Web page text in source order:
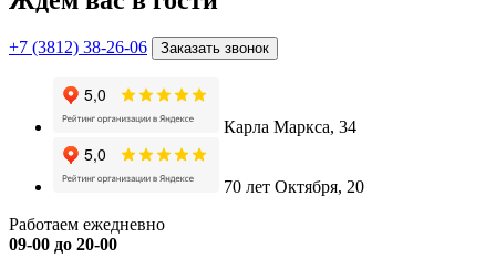
+7 (3812) 38-26-06 Заказать звонок
Карла Маркса, 34
70 лет Октября, 20
Работаем ежедневно
09-00 до 20-00